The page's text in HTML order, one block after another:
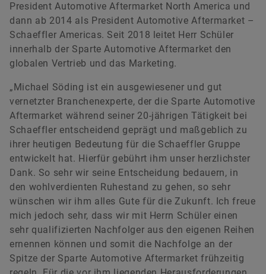
President Automotive Aftermarket North America und
dann ab 2014 als President Automotive Aftermarket –
Schaeffler Americas. Seit 2018 leitet Herr Schüler
innerhalb der Sparte Automotive Aftermarket den
globalen Vertrieb und das Marketing.
„Michael Söding ist ein ausgewiesener und gut
vernetzter Branchenexperte, der die Sparte Automotive
Aftermarket während seiner 20-jährigen Tätigkeit bei
Schaeffler entscheidend geprägt und maßgeblich zu
ihrer heutigen Bedeutung für die Schaeffler Gruppe
entwickelt hat. Hierfür gebührt ihm unser herzlichster
Dank. So sehr wir seine Entscheidung bedauern, in
den wohlverdienten Ruhestand zu gehen, so sehr
wünschen wir ihm alles Gute für die Zukunft. Ich freue
mich jedoch sehr, dass wir mit Herrn Schüler einen
sehr qualifizierten Nachfolger aus den eigenen Reihen
ernennen können und somit die Nachfolge an der
Spitze der Sparte Automotive Aftermarket frühzeitig